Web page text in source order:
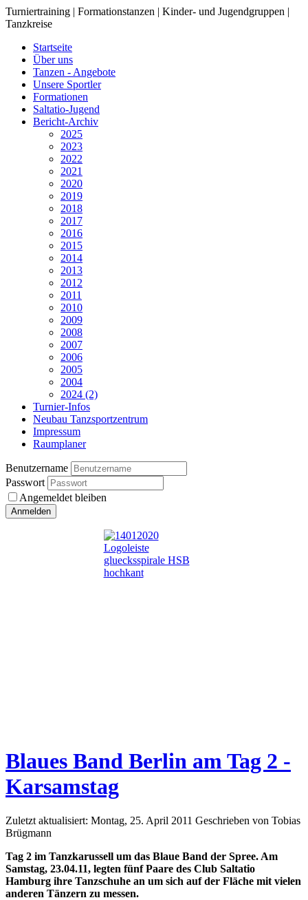
Turniertraining | Formationstanzen | Kinder- und Jugendgruppen |
Tanzkreise
Startseite
Über uns
Tanzen - Angebote
Unsere Sportler
Formationen
Saltatio-Jugend
Bericht-Archiv
2025
2023
2022
2021
2020
2019
2018
2017
2016
2015
2014
2013
2012
2011
2010
2009
2008
2007
2006
2005
2004
2024 (2)
Turnier-Infos
Neubau Tanzsportzentrum
Impressum
Raumplaner
Benutzername
Passwort
Angemeldet bleiben
Blaues Band Berlin am Tag 2 -
Karsamstag
Zuletzt aktualisiert: Montag, 25. April 2011 Geschrieben von Tobias
Brügmann
Tag 2 im Tanzkarussell um das Blaue Band der Spree. Am
Samstag, 23.04.11, legten fünf Paare des Club Saltatio
Hamburg ihre Tanzschuhe an um sich auf der Fläche mit vielen
anderen Tänzern zu messen.